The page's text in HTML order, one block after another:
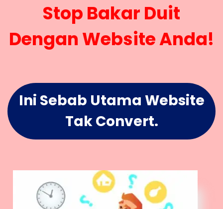
Stop Bakar Duit
Dengan Website Anda!
Ini Sebab Utama Website
Tak Convert.